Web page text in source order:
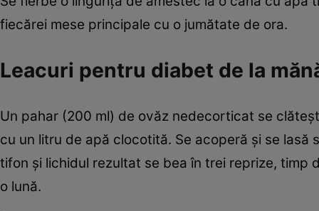
fiecărei mese principale cu o jumătate de ora.
Leacuri pentru diabet de la
Un pahar (200 ml) de ovăz nedecorticat se
cu un litru de apă clocotită. Se acoperă şi se
tifon şi lichidul rezultat se bea în trei reprize, timp
o lună.